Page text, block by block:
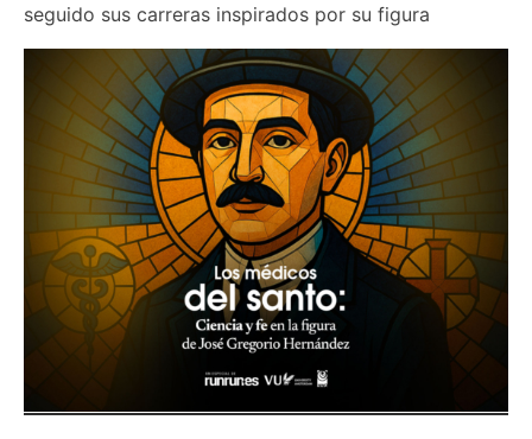
seguido sus carreras inspirados por su figura